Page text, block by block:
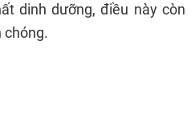
dinh dưỡng, điều này còn
chóng.